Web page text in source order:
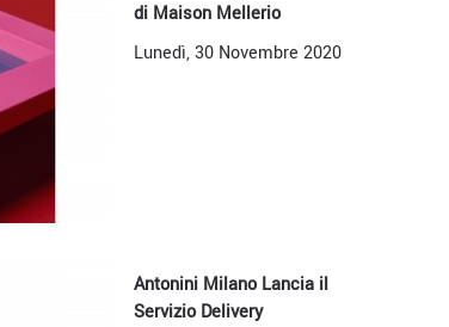
di Maison Mellerio
Lunedì, 30 Novembre 2020
Antonini Milano Lancia il
Servizio Delivery